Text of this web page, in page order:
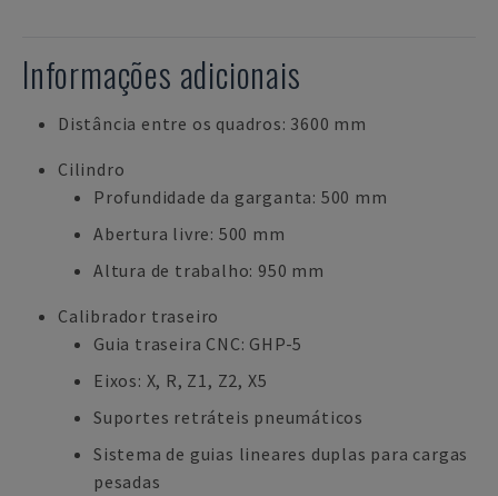
Informações adicionais
Distância entre os quadros: 3600 mm
Cilindro
Profundidade da garganta: 500 mm
Abertura livre: 500 mm
Altura de trabalho: 950 mm
Calibrador traseiro
Guia traseira CNC: GHP-5
Eixos: X, R, Z1, Z2, X5
Suportes retráteis pneumáticos
Sistema de guias lineares duplas para cargas
pesadas